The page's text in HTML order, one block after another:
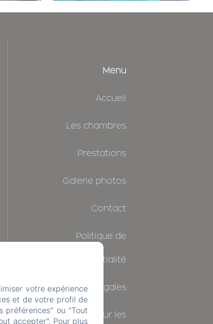
Menu
Accueil
Les chambres
Prestations
Galerie photos
Contact
Politique de
confidentialité
Informations légales
Informations sur les
votre expérience
et de votre profil de
préférences" ou "Tout
accepter". Pour plus